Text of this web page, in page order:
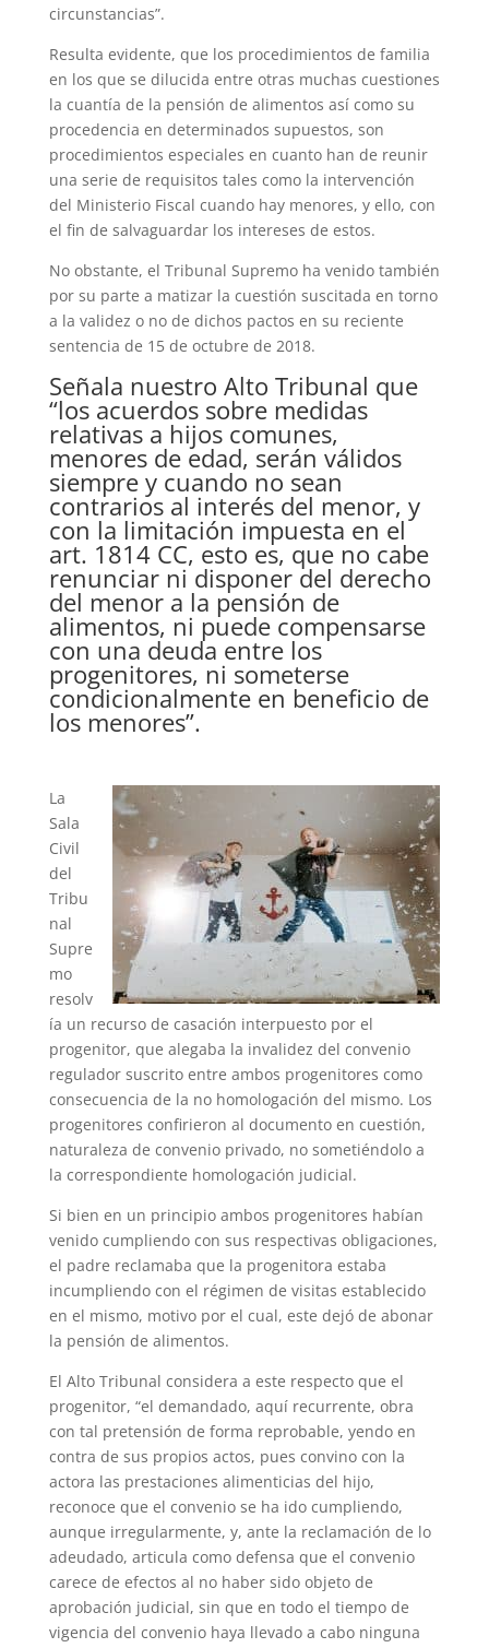
circunstancias”.
Resulta evidente, que los procedimientos de familia
en los que se dilucida entre otras muchas cuestiones
la cuantía de la pensión de alimentos así como su
procedencia en determinados supuestos, son
procedimientos especiales en cuanto han de reunir
una serie de requisitos tales como la intervención
del Ministerio Fiscal cuando hay menores, y ello, con
el fin de salvaguardar los intereses de estos.
No obstante, el Tribunal Supremo ha venido también
por su parte a matizar la cuestión suscitada en torno
a la validez o no de dichos pactos en su reciente
sentencia de 15 de octubre de 2018.
Señala nuestro Alto Tribunal que
“los acuerdos sobre medidas
relativas a hijos comunes,
menores de edad, serán válidos
siempre y cuando no sean
contrarios al interés del menor, y
con la limitación impuesta en el
art. 1814 CC, esto es, que no cabe
renunciar ni disponer del derecho
del menor a la pensión de
alimentos, ni puede compensarse
con una deuda entre los
progenitores, ni someterse
condicionalmente en beneficio de
los menores”.
La
Sala
Civil
del
Tribu
nal
Supre
mo
resolv
ía un recurso de casación interpuesto por el
progenitor, que alegaba la invalidez del convenio
regulador suscrito entre ambos progenitores como
consecuencia de la no homologación del mismo. Los
progenitores confirieron al documento en cuestión,
naturaleza de convenio privado, no sometiéndolo a
la correspondiente homologación judicial.
Si bien en un principio ambos progenitores habían
venido cumpliendo con sus respectivas obligaciones,
el padre reclamaba que la progenitora estaba
incumpliendo con el régimen de visitas establecido
en el mismo, motivo por el cual, este dejó de abonar
la pensión de alimentos.
El Alto Tribunal considera a este respecto que el
progenitor, “el demandado, aquí recurrente, obra
con tal pretensión de forma reprobable, yendo en
contra de sus propios actos, pues convino con la
actora las prestaciones alimenticias del hijo,
reconoce que el convenio se ha ido cumpliendo,
aunque irregularmente, y, ante la reclamación de lo
adeudado, articula como defensa que el convenio
carece de efectos al no haber sido objeto de
aprobación judicial, sin que en todo el tiempo de
vigencia del convenio haya llevado a cabo ninguna